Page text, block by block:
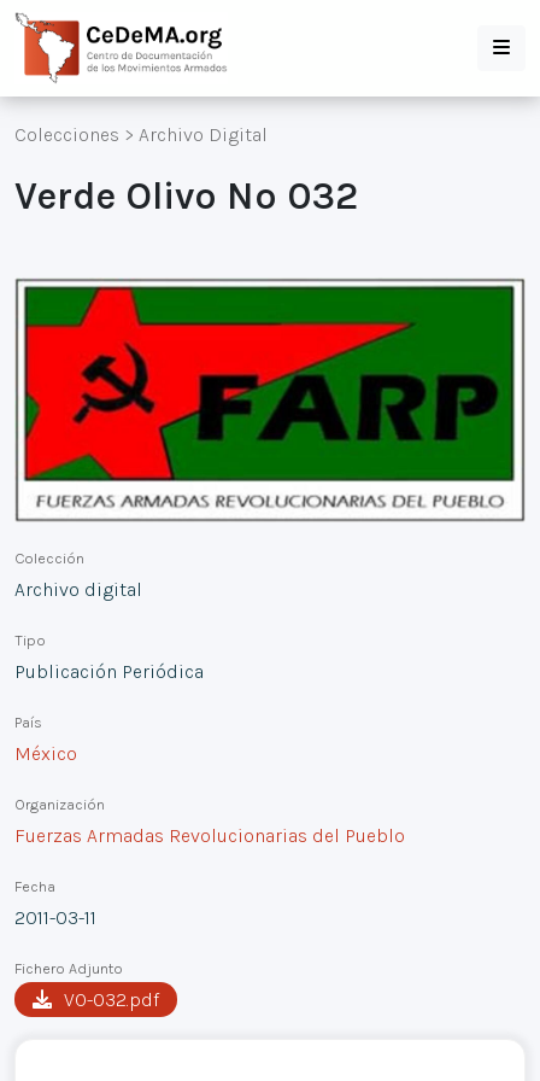
Colecciones > Archivo Digital
Verde Olivo Nº 032
Colección
Archivo digital
Tipo
Publicación Periódica
País
México
Organización
Fuerzas Armadas Revolucionarias del Pueblo
Fecha
2011-03-11
Fichero Adjunto
VO-032.pdf